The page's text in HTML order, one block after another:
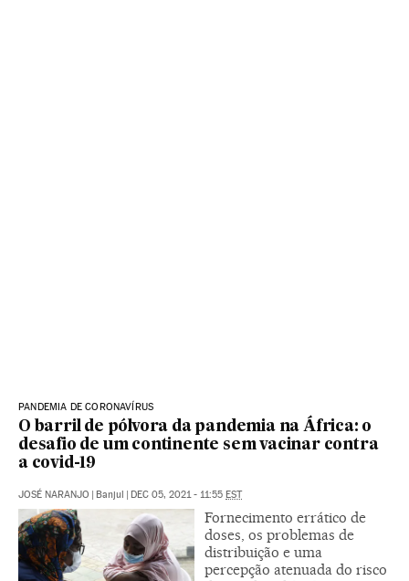
PANDEMIA DE CORONAVÍRUS
O barril de pólvora da pandemia na África: o
desafio de um continente sem vacinar contra
a covid-19
JOSÉ NARANJO Banjul DEC 05, 2021 - 11:55 EST
Fornecimento errático de
doses, os problemas de
distribuição e uma
percepção atenuada do risco